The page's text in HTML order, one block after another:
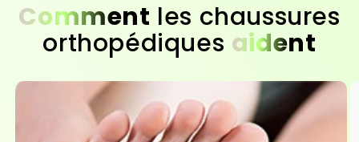
Comment les chaussures
orthopédiques aident